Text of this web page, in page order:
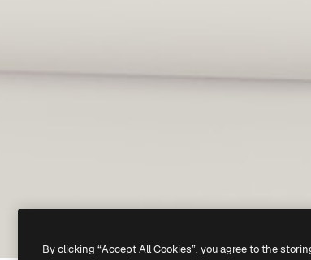
By clicking “Accept All Cookies”, you agree to the